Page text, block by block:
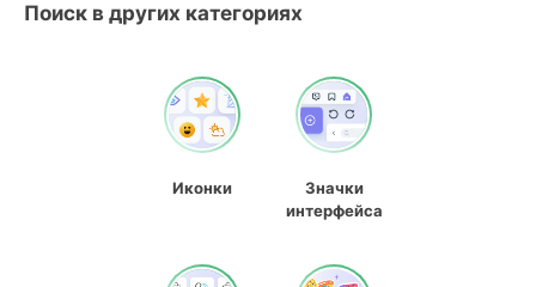
Поиск в других категориях
Иконки
Значки
интерфейса